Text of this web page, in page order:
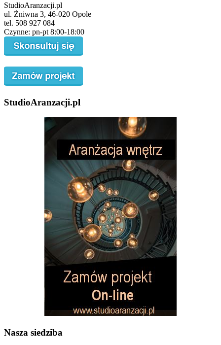
StudioAranzacji.pl
ul. Żniwna 3, 46-020 Opole
tel. 508 927 084
Czynne: pn-pt 8:00-18:00
StudioAranzacji.pl
Nasza siedziba